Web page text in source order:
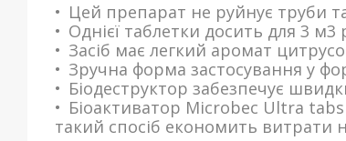
Цей препарат не руйнує труби
Однієї таблетки досить для 3 м3
Засіб має легкий аромат
Зручна форма застосування у
Біодеструктор забезпечує
Біоактиватор Microbec Ultra
такий спосіб економить витрати